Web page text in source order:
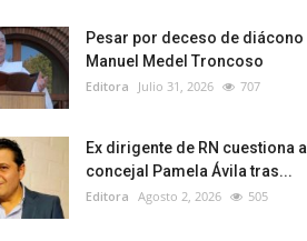
Pesar por deceso de diácono
Manuel Medel Troncoso
Editora Julio 31, 2026 707
Ex dirigente de RN cuestiona a
concejal Pamela Ávila tras...
Editora Agosto 2, 2026 505